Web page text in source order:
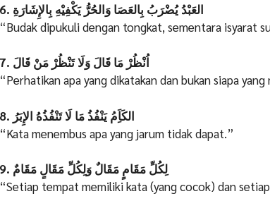
6. العَبْدُ يُضْرَبُ بِالعَصَا وَالحُرُّ يَكْفِيْهِ بِالإِشَارَةِ
“Budak dipukuli dengan tongkat, sementara isyarat
7. اُنْظُرْ مَا قَالَ وَلَا تَنْظُرْ مَنْ قَالَ
“Perhatikan apa yang dikatakan dan bukan siapa yang
8. الكَاَِمُ يَنْفُذُ مَا لَا تَنْفُذُهُ الإِبَرُ
“Kata menembus apa yang jarum tidak dapat.”
9. لِكُلِّ مَقَامٍ مَقَالٌ وَلِكُلِّ مَقَالٍ مَقَامٌ
“Setiap tempat memiliki kata (yang cocok) dan